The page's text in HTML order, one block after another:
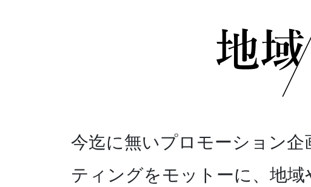
今迄に無いプロモーション
ティングをモットーに、地